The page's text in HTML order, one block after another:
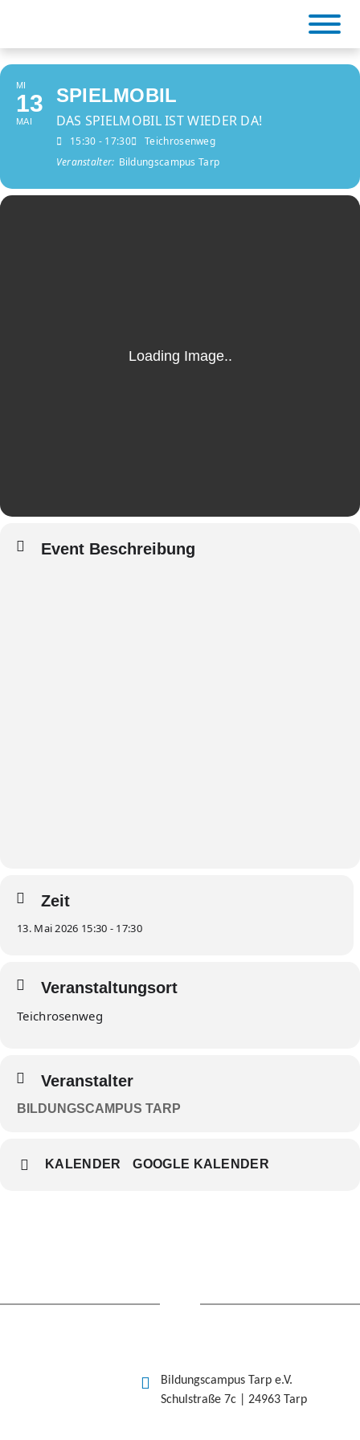
content
BiCa Tarp
MI
13
MAI
SPIELMOBIL
DAS SPIELMOBIL IST WIEDER DA!
15:30 - 17:30
Teichrosenweg
Veranstalter: Bildungscampus Tarp
Event Beschreibung
Zeit
13. Mai 2026 15:30 - 17:30
Veranstaltungsort
Teichrosenweg
Veranstalter
BILDUNGSCAMPUS TARP
KALENDER GOOGLE KALENDER
Bildungscampus Tarp e.V.
Schulstraße 7c | 24963 Tarp